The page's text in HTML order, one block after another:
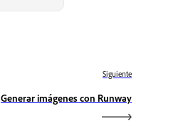
Siguiente
Generar imágenes con Runway